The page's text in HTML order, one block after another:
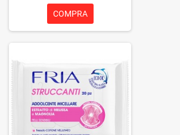
COMPRA